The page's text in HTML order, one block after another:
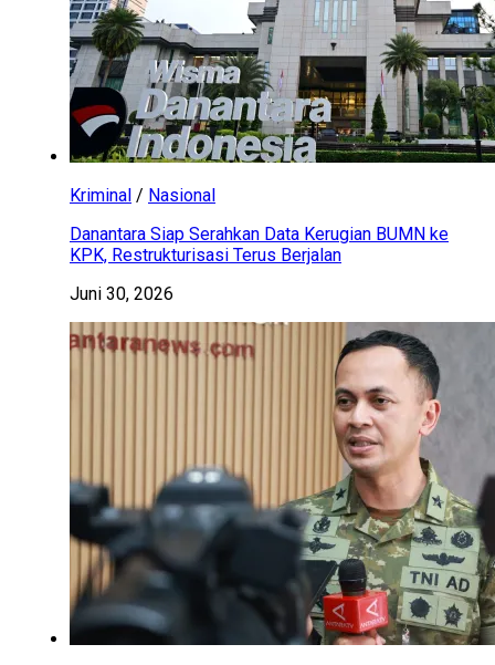
Kriminal / Nasional
Danantara Siap Serahkan Data Kerugian BUMN ke
KPK, Restrukturisasi Terus Berjalan
Juni 30, 2026